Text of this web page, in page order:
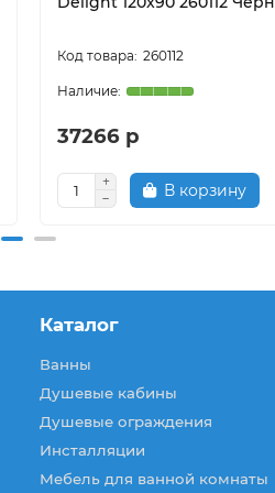
260112
37266 р
В корзину
Каталог
Ванны
Душевые кабины
Душевые ограждения
Инсталляции
Мебель для ванной комнаты